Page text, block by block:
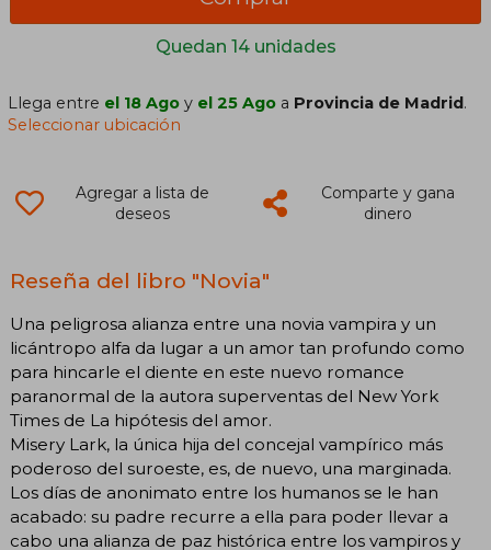
Quedan 14 unidades
Llega entre el 18 Ago y el 25 Ago a Provincia de Madrid.
Seleccionar ubicación
Agregar a lista de
deseos
Comparte y gana
dinero
Reseña del libro "Novia"
Una peligrosa alianza entre una novia vampira y un
licántropo alfa da lugar a un amor tan profundo como
para hincarle el diente en este nuevo romance
paranormal de la autora superventas del New York
Times de La hipótesis del amor.
Misery Lark, la única hija del concejal vampírico más
poderoso del suroeste, es, de nuevo, una marginada.
Los días de anonimato entre los humanos se le han
acabado: su padre recurre a ella para poder llevar a
cabo una alianza de paz histórica entre los vampiros y